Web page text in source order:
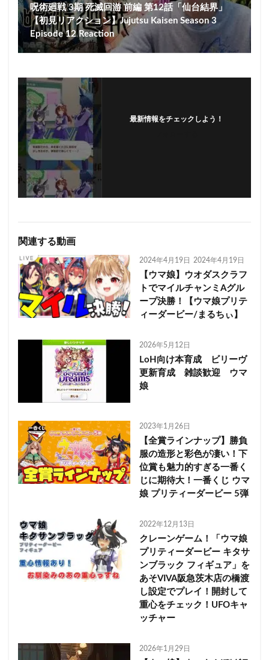
呪術廻戦 3期 死滅回游 前編 第12話「仙台結界」
【初見リアクション】Jujutsu Kaisen Season 3
Episode 12 Reaction
最新情報をチェックしよう！
関連する動画
2024年4月19日 2024年4月19日
【ウマ娘】ウオダスクラフ
トでマイルチャンミAグル
ープ決勝！【ウマ娘プリテ
ィーダービー/まるちぃ】
2026年5月12日
LoH向け本育成 ビリーヴ
更新育成 雑談歓迎 ウマ
娘
2023年1月26日
【全賞ラインナップ】勝負
服の造形と彩色が凄い！下
位賞も魅力的すぎる一番く
じに期待大！一番くじ ウマ
娘 プリティーダービー 5弾
2022年12月13日
クレーンゲーム！「ウマ娘
プリティーダービー キタサ
ンブラック フィギュア」を
あそVIVA阪急茨木店の橋渡
し設定でプレイ！開封して
重心をチェック！UFOキャ
ッチャー
2026年1月29日